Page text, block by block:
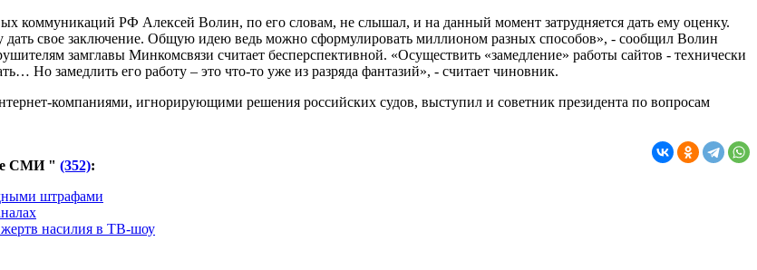
коммуникаций РФ Алексей Волин, по его словам, не слышал, и на данный момент затрудняется дать ему оценку.
свое заключение. Общую идею ведь можно сформулировать миллионом разных способов», - сообщил Волин
замглавы Минкомсвязи считает бесперспективной. «Осуществить «замедление» работы сайтов - технически
Но замедлить его работу – это что-то уже из разряда фантазий», - считает чиновник.
компаниями, игнорирующими решения российских судов, выступил и советник президента по вопросам
СМИ " (352):
штрафами
жертв насилия в ТВ-шоу